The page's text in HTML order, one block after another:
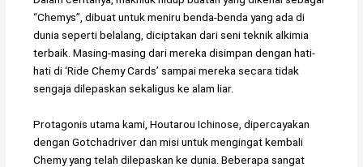
“Chemys”, dibuat untuk meniru benda-benda yang ada di
dunia seperti belalang, diciptakan dari seni teknik alkimia
terbaik. Masing-masing dari mereka disimpan dengan hati-
hati di ‘Ride Chemy Cards’ sampai mereka secara tidak
sengaja dilepaskan sekaligus ke alam liar.
Protagonis utama kami, Houtarou Ichinose, dipercayakan
dengan Gotchadriver dan misi untuk mengingat kembali
Chemy yang telah dilepaskan ke dunia. Beberapa sangat